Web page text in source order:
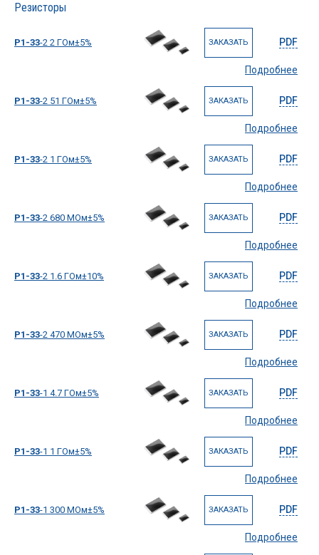
Резисторы
Р1-33-2 2 ГОм±5% ЗАКАЗАТЬ
Подробнее
PDF
Р1-33-2 51 ГОм±5% ЗАКАЗАТЬ
Подробнее
PDF
Р1-33-2 1 ГОм±5% ЗАКАЗАТЬ
Подробнее
PDF
Р1-33-2 680 МОм±5% ЗАКАЗАТЬ
Подробнее
PDF
Р1-33-2 1.6 ГОм±10% ЗАКАЗАТЬ
Подробнее
PDF
Р1-33-2 470 МОм±5% ЗАКАЗАТЬ
Подробнее
PDF
Р1-33-1 4.7 ГОм±5% ЗАКАЗАТЬ
Подробнее
PDF
Р1-33-1 1 ГОм±5% ЗАКАЗАТЬ
Подробнее
PDF
Р1-33-1 300 МОм±5% ЗАКАЗАТЬ
Подробнее
PDF